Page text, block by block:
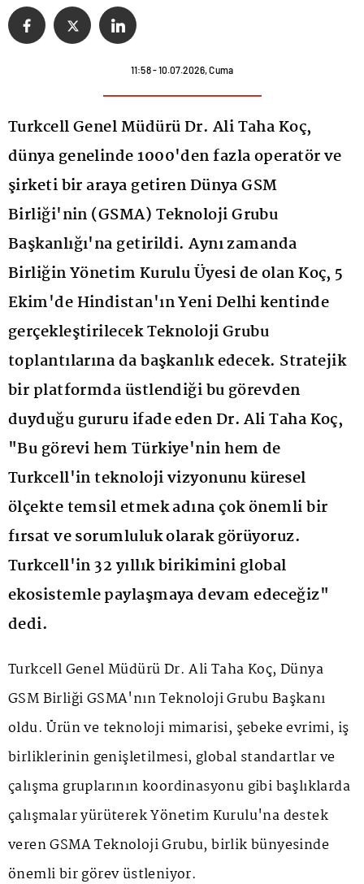
11:58 - 10.07.2026, Cuma
Turkcell Genel Müdürü Dr. Ali Taha Koç,
dünya genelinde 1000'den fazla operatör ve
şirketi bir araya getiren Dünya GSM
Birliği'nin (GSMA) Teknoloji Grubu
Başkanlığı'na getirildi. Aynı zamanda
Birliğin Yönetim Kurulu Üyesi de olan Koç, 5
Ekim'de Hindistan'ın Yeni Delhi kentinde
gerçekleştirilecek Teknoloji Grubu
toplantılarına da başkanlık edecek. Stratejik
bir platformda üstlendiği bu görevden
duyduğu gururu ifade eden Dr. Ali Taha Koç,
"Bu görevi hem Türkiye'nin hem de
Turkcell'in teknoloji vizyonunu küresel
ölçekte temsil etmek adına çok önemli bir
fırsat ve sorumluluk olarak görüyoruz.
Turkcell'in 32 yıllık birikimini global
ekosistemle paylaşmaya devam edeceğiz"
dedi.
Turkcell Genel Müdürü Dr. Ali Taha Koç, Dünya
GSM Birliği GSMA'nın Teknoloji Grubu Başkanı
oldu. Ürün ve teknoloji mimarisi, şebeke evrimi, iş
birliklerinin genişletilmesi, global standartlar ve
çalışma gruplarının koordinasyonu gibi başlıklarda
çalışmalar yürüterek Yönetim Kurulu'na destek
veren GSMA Teknoloji Grubu, birlik bünyesinde
önemli bir görev üstleniyor.